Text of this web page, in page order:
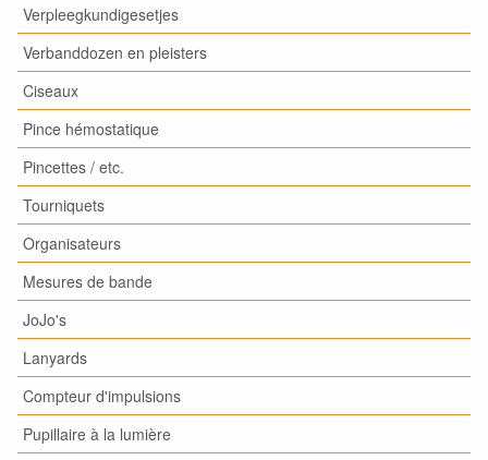
Verpleegkundigesetjes
Verbanddozen en pleisters
Ciseaux
Pince hémostatique
Pincettes / etc.
Tourniquets
Organisateurs
Mesures de bande
JoJo's
Lanyards
Compteur d'impulsions
Pupillaire à la lumière